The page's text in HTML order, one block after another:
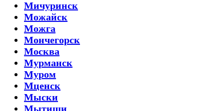
Мичуринск
Можайск
Можга
Мончегорск
Москва
Мурманск
Муром
Мценск
Мыски
Мытищи